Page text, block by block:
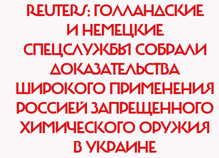
REUTERS: ГОЛЛАНДСКИЕ
И НЕМЕЦКИЕ
СПЕЦСЛУЖБЫ СОБРАЛИ
ДОКАЗАТЕЛЬСТВА
ШИРОКОГО ПРИМЕНЕНИЯ
РОССИЕЙ ЗАПРЕЩЕННОГО
ХИМИЧЕСКОГО ОРУЖИЯ
В УКРАИНЕ